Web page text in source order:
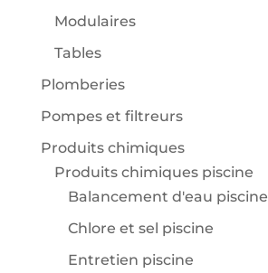
Modulaires
Tables
Plomberies
Pompes et filtreurs
Produits chimiques
Produits chimiques piscine
Balancement d'eau piscine
Chlore et sel piscine
Entretien piscine